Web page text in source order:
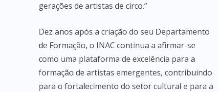
gerações de artistas de circo.”
Dez anos após a criação do seu Departamento
de Formação, o INAC continua a afirmar-se
como uma plataforma de excelência para a
formação de artistas emergentes, contribuindo
para o fortalecimento do setor cultural e para a